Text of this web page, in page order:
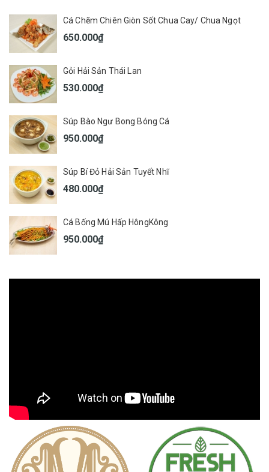
Cá Chẽm Chiên Giòn Sốt Chua Cay/ Chua Ngọt
650.000₫
Gỏi Hải Sản Thái Lan
530.000₫
Súp Bào Ngư Bong Bóng Cá
950.000₫
Súp Bí Đỏ Hải Sản Tuyết Nhĩ
480.000₫
Cá Bống Mú Hấp HôngKông
950.000₫